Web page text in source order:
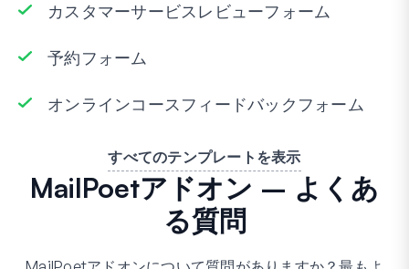
カスタマーサービスレビューフォーム
予約フォーム
オンラインコースフィードバックフォーム
すべてのテンプレートを表示
MailPoetアドオン – よくあ
る質問